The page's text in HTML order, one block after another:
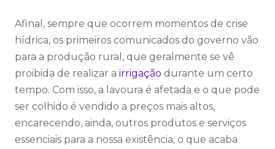
Afinal, sempre que ocorrem momentos de crise
hídrica, os primeiros comunicados do governo vão
para a produção rural, que geralmente se vê
proibida de realizar a irrigação durante um certo
tempo. Com isso, a lavoura é afetada e o que pode
ser colhido é vendido a preços mais altos,
encarecendo, ainda, outros produtos e serviços
essenciais para a nossa existência, o que acaba